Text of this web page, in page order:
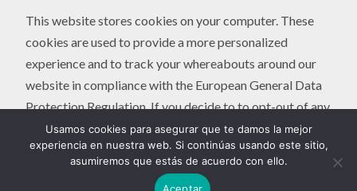
Passarella Pochettino Ramón Díaz
Riquelme River Russo Sabella Sampaoli
Selección Argentina Trobbiani Veira Vélez
CONTACTO POLÍTICA DE PRIVACIDAD
Instagram
Twitter
Youtube
Facebook
LinkedIn
Diego Chavo Fucks | Copyright © Todos los derechos
Usamos cookies para asegurar que te damos la mejor
experiencia en nuestra web. Si continúas usando este sitio,
asumiremos que estás de acuerdo con ello.
Aceptar
This website stores cookies on your computer. These
cookies are used to provide a more personalized
experience and to track your whereabouts around our
website in compliance with the European General Data
Protection Regulation. If you decide to to opt-out of any
future tracking, a cookie will be setup in your browser to
remember this choice for one year.